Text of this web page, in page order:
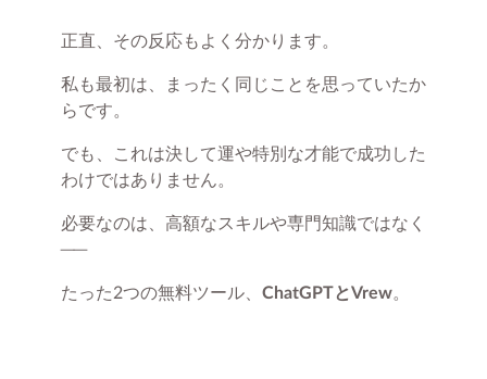
正直、その反応もよく分かります。
私も最初は、まったく同じことを思っていたか
らです。
でも、これは決して運や特別な才能で成功した
わけではありません。
必要なのは、高額なスキルや専門知識ではなく
──
たった2つの無料ツール、 ChatGPTとVrew